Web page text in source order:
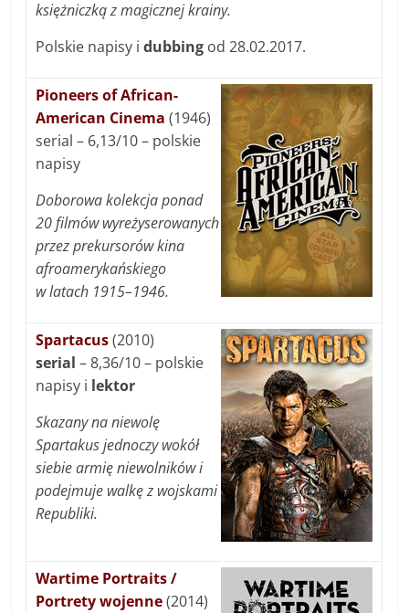
księżniczką z magicznej krainy.
Polskie napisy idubbing od 28.02.2017.
Pioneers of African-
American Cinema (1946)
serial – 6,13/10 – polskie
napisy
Doborowa kolekcja ponad
20 filmów wyreżyserowanych
przez prekursorów kina
afroamerykańskiego
w latach 1915–1946.
Spartacus(2010)
serial – 8,36/10 – polskie
napisy i lektor
Skazany na niewolę
Spartakus jednoczy wokół
siebie armię niewolników i
podejmuje walkę z wojskami
Republiki.
Wartime Portraits /
Portrety wojenne(2014)